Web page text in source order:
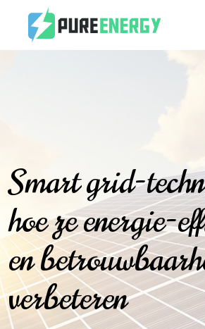
Smart grid-
hoe ze energie-
en
verbeteren